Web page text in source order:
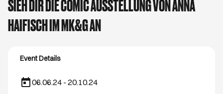
SIEH DIR DIE COMIC AUSSTELLUNG VON ANNA
HAIFISCH IM MK&G AN
Event Details
06.06.24 - 20.10.24